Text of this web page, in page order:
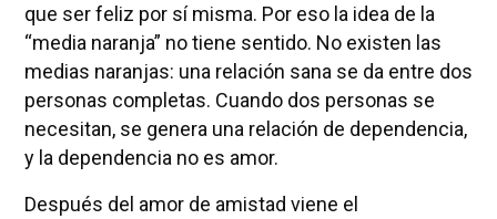
que ser feliz por sí misma. Por eso la idea de la
“media naranja” no tiene sentido. No existen las
medias naranjas: una relación sana se da entre dos
personas completas. Cuando dos personas se
necesitan, se genera una relación de dependencia,
y la dependencia no es amor.
Después del amor de amistad viene el